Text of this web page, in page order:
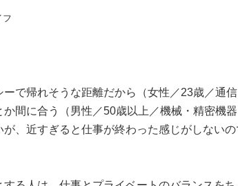
フ
ーで帰れそうな距離だから（女性／23歳／通信
か間に合う（男性／50歳以上／機械・精密機器
が、近すぎると仕事が終わった感じがしない